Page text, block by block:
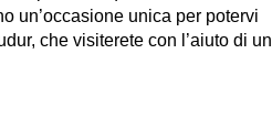
un’occasione unica per potervi
che visiterete con l’aiuto di un